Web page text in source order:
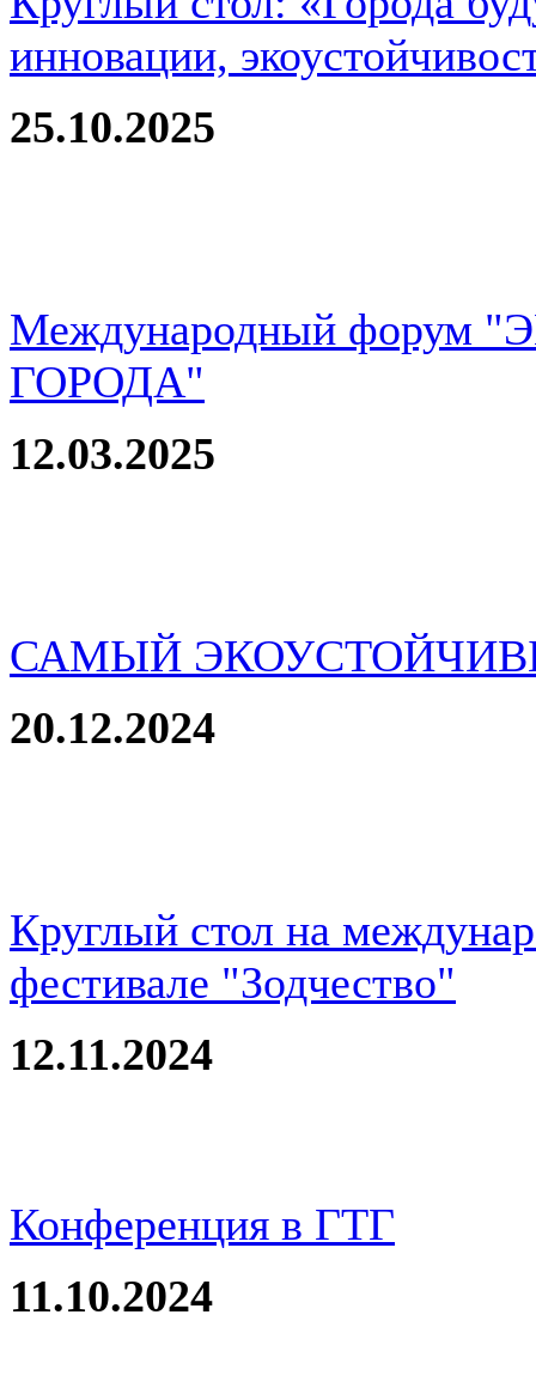
инновации,
25.10.2025
Международный
ГОРОДА"
12.03.2025
САМЫЙ
20.12.2024
Круглый стол на
фестивале "Зодчество"
12.11.2024
Конференция в ГТГ
11.10.2024